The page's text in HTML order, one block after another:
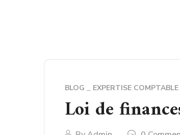
BLOG EXPERTISE
Loi de